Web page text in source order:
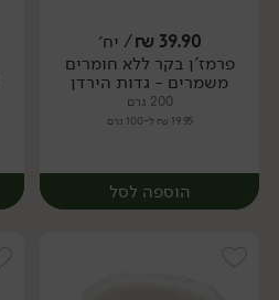
יח׳
39.90
₪/ יח׳
פרמז'ן בקר ללא חומרים
משמרים - גדות הירדן
200 גרם
19.95 ₪ ל-100 גרם
הוספה לסל